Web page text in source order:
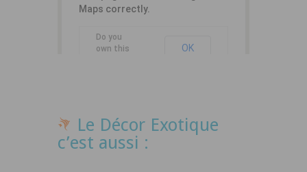
Maps correctly.
Do you
own this
OK
Le Décor Exotique
c’est aussi :